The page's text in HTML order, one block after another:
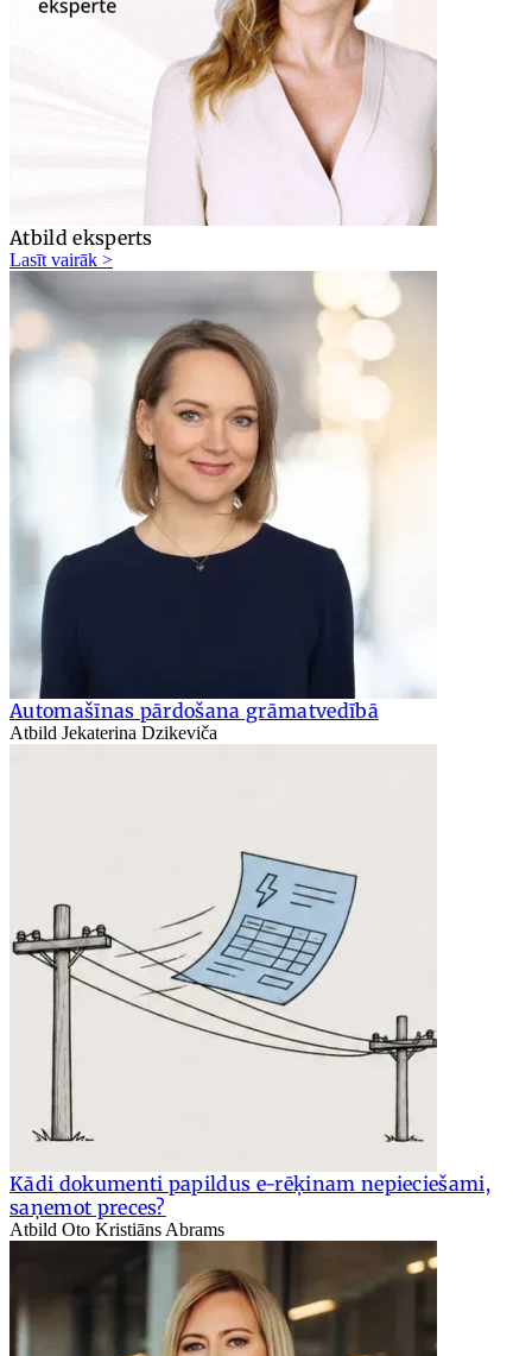
Atbild eksperts
Lasīt vairāk >
Automašīnas pārdošana grāmatvedībā
Atbild Jekaterina Dzikeviča
Kādi dokumenti papildus e-rēķinam nepieciešami,
saņemot preces?
Atbild Oto Kristiāns Abrams